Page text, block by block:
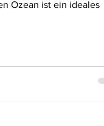
US Virgin Islands
Ozean ist ein ideales